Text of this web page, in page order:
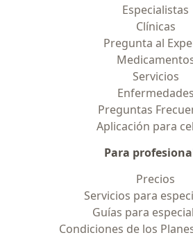
Especialistas
Clínicas
Pregunta al
Servicios
Enfermedades
Preguntas
Aplicación para
Para
Precios
Servicios para
Guías para
Condiciones de los